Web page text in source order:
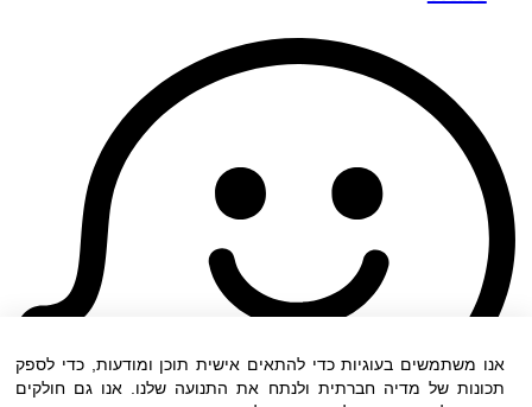
אנו משתמשים בעוגיות כדי להתאים אישית תוכן ומודעות, כדי לספק
תכונות של מדיה חברתית ולנתח את התנועה שלנו. אנו גם חולקים